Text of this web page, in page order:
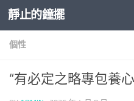
Skip to content
靜止的鐘擺
個性
“有必定之略專包養